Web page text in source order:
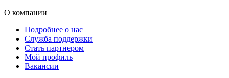
О компании
Подробнее о нас
Служба поддержки
Стать партнером
Мой профиль
Вакансии